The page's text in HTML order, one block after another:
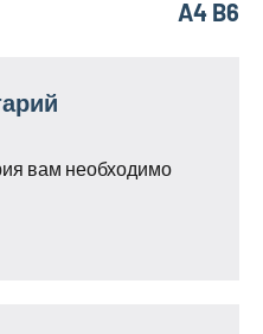
A4 B6
вам необходимо